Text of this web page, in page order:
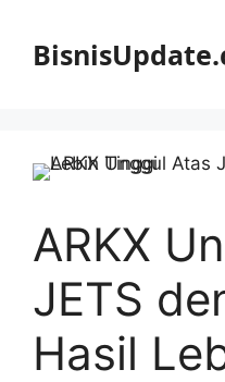
ARKX
JETS
Hasil